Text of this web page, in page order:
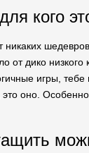
кого
от дико
игры,
оно.